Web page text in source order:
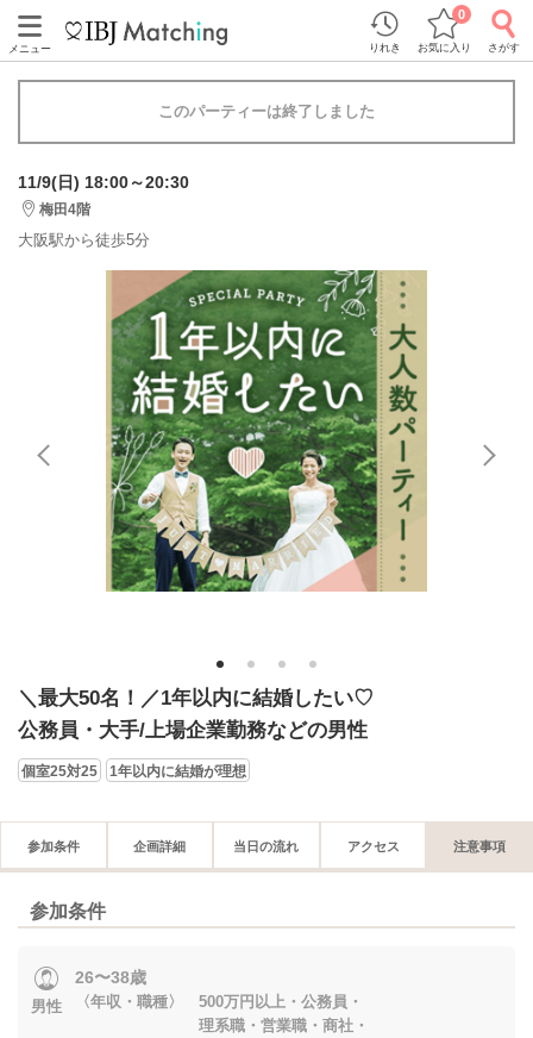
メニュー りれき お気に入り
0
さがす
このパーティーは終了しました
11/9(日) 18:00～20:30
梅田4階
大阪駅から徒歩5分
1 2 3 4
＼最大50名！／1年以内に結婚したい♡
公務員・大手/上場企業勤務などの男性
個室25対25 1年以内に結婚が理想
参加条件 企画詳細 当日の流れ アクセス 注意事項
参加条件
男性
26〜38歳
〈年収・職種〉 500万円以上・公務員・
理系職・営業職・商社・